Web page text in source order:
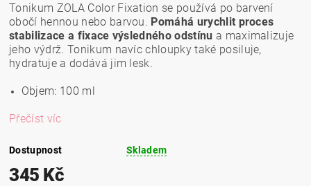
Tonikum ZOLA Color Fixation se používá po barvení
obočí hennou nebo barvou. Pomáhá urychlit proces
stabilizace a fixace výsledného odstínu a maximalizuje
jeho výdrž. Tonikum navíc chloupky také posiluje,
hydratuje a dodává jim lesk.
Objem: 100 ml
Přečíst víc
Dostupnost Skladem
345 Kč